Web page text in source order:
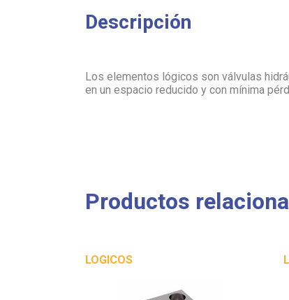
Descripción
Los elementos lógicos son válvulas
en un espacio reducido y con mínima
Productos
LOGICOS